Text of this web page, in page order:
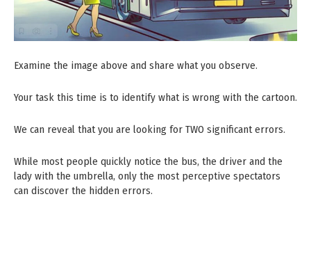
Examine the image above and share what you observe.
Your task this time is to identify what is wrong with the cartoon.
We can reveal that you are looking for TWO significant errors.
While most people quickly notice the bus, the driver and the
lady with the umbrella, only the most perceptive spectators
can discover the hidden errors.